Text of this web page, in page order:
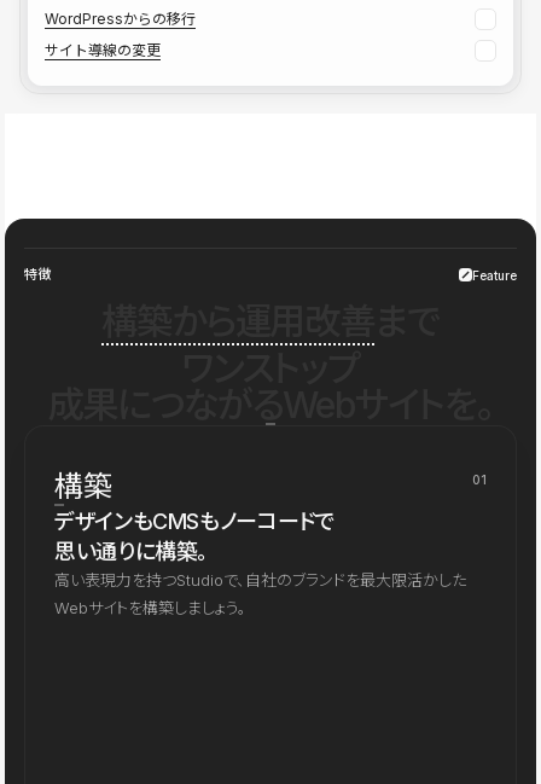
WordPressからの移行
サイト導線の変更
特徴 Feature
構築 01
デザインもCMSもノーコードで
思い通りに構築。
高い表現力を持つStudioで、自社のブランドを最大限活かした
Webサイトを構築しましょう。